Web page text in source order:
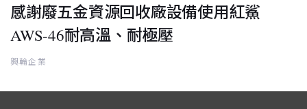
感謝廢五金資源回收廠設備使用紅鯊
AWS-46耐高溫、耐極壓
興輪企業